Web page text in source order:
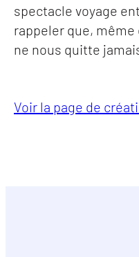
spectacle voyage
rappeler que, même
ne nous quitte
Voir la page de